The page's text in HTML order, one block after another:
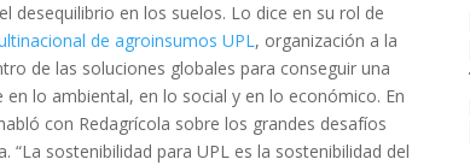
desequilibrio en los suelos. Lo dice en su rol de
de agroinsumos UPL, organización a la
de las soluciones globales para conseguir una
lo ambiental, en lo social y en lo económico. En
con Redagrícola sobre los grandes desafíos
“La sostenibilidad para UPL es la sostenibilidad del